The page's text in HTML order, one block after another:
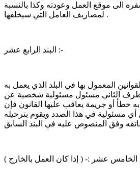
الى موقع العمل وعودته وكذا بالنسبة
لمصاريف العامل التي سيخلفها .
البند الرابع عشر :-
المعمول بها في البلد الذي يعمل به
الثاني مسئول مسئولية شخصية عن
خطأ أو جريمة يعاقب عليها القانون فإن
أي مسئولية في هذا الصدد ويقوم بترحيله
وفق المنصوص عليه في البند السابق
الخامس عشر :- ( إذا كان العمل بالخارج )